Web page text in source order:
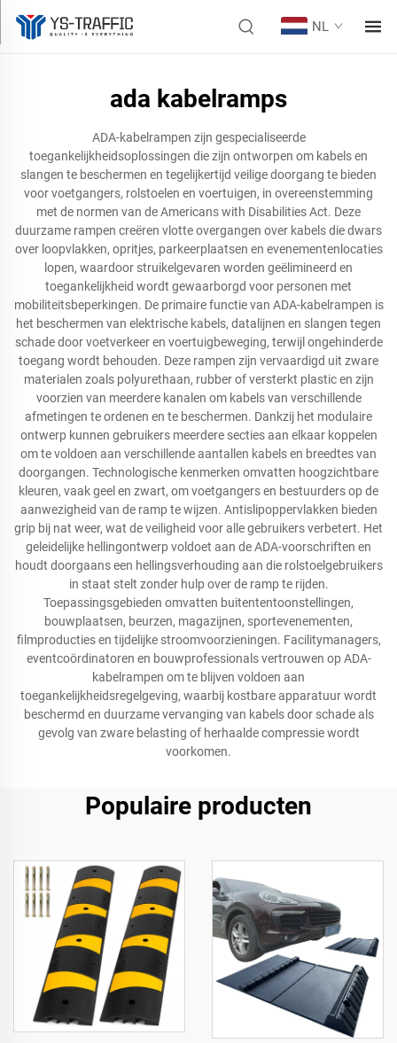
NL
ada kabelramps
ADA-kabelrampen zijn gespecialiseerde
toegankelijkheidsoplossingen die zijn ontworpen om kabels en
slangen te beschermen en tegelijkertijd veilige doorgang te bieden
voor voetgangers, rolstoelen en voertuigen, in overeenstemming
met de normen van de Americans with Disabilities Act. Deze
duurzame rampen creëren vlotte overgangen over kabels die dwars
over loopvlakken, opritjes, parkeerplaatsen en evenementenlocaties
lopen, waardoor struikelgevaren worden geëlimineerd en
toegankelijkheid wordt gewaarborgd voor personen met
mobiliteitsbeperkingen. De primaire functie van ADA-kabelrampen is
het beschermen van elektrische kabels, datalijnen en slangen tegen
schade door voetverkeer en voertuigbeweging, terwijl ongehinderde
toegang wordt behouden. Deze rampen zijn vervaardigd uit zware
materialen zoals polyurethaan, rubber of versterkt plastic en zijn
voorzien van meerdere kanalen om kabels van verschillende
afmetingen te ordenen en te beschermen. Dankzij het modulaire
ontwerp kunnen gebruikers meerdere secties aan elkaar koppelen
om te voldoen aan verschillende aantallen kabels en breedtes van
doorgangen. Technologische kenmerken omvatten hoogzichtbare
kleuren, vaak geel en zwart, om voetgangers en bestuurders op de
aanwezigheid van de ramp te wijzen. Antislipoppervlakken bieden
grip bij nat weer, wat de veiligheid voor alle gebruikers verbetert. Het
geleidelijke hellingontwerp voldoet aan de ADA-voorschriften en
houdt doorgaans een hellingsverhouding aan die rolstoelgebruikers
in staat stelt zonder hulp over de ramp te rijden.
Toepassingsgebieden omvatten buitententoonstellingen,
bouwplaatsen, beurzen, magazijnen, sportevenementen,
filmproducties en tijdelijke stroomvoorzieningen. Facilitymanagers,
eventcoördinatoren en bouwprofessionals vertrouwen op ADA-
kabelrampen om te blijven voldoen aan
toegankelijkheidsregelgeving, waarbij kostbare apparatuur wordt
beschermd en duurzame vervanging van kabels door schade als
gevolg van zware belasting of herhaalde compressie wordt
voorkomen.
Populaire producten